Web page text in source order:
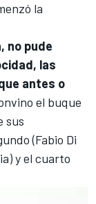
la
no pude
las
antes o
el buque
sus
(Fabio Di
y el cuarto